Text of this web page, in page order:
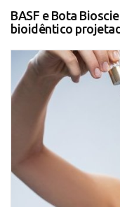
BASF e Bota
bioidêntico